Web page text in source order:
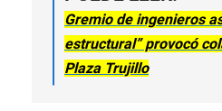
Gremio de ingenieros
estructural” provocó
Plaza Trujillo